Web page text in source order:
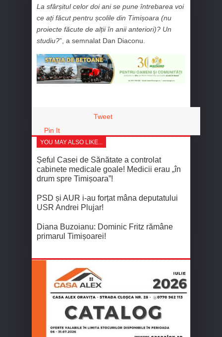
La sfârșitul celor doi ani se pune întrebarea voi
ce ați făcut pentru școlile din Timișoara (nu
proiecte făcute de alții în anii anteriori)? Un
studiu?”, a semnalat Dan Diaconu.
Tweet
Pin It
YOU MAY ALSO LIKE...
Șeful Casei de Sănătate a controlat
cabinete medicale goale! Medicii erau „în
drum spre Timișoara”!
PSD și AUR i-au forțat mâna deputatului
USR Andrei Plujar!
Diana Buzoianu: Dominic Fritz rămâne
primarul Timișoarei!